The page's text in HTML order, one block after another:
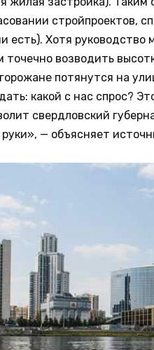
стройпроектов,
есть). Хотя руководство
точечно возводить
потянутся на
какой с нас спрос?
свердловский
— объясняет